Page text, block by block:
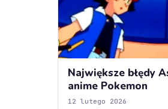
Największe błędy
anime Pokemon
12 lutego 2026